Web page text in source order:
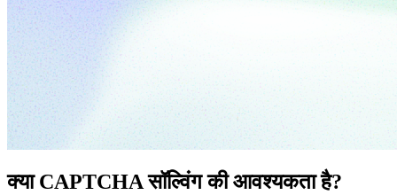
क्या CAPTCHA सॉल्विंग की आवश्यकता है?